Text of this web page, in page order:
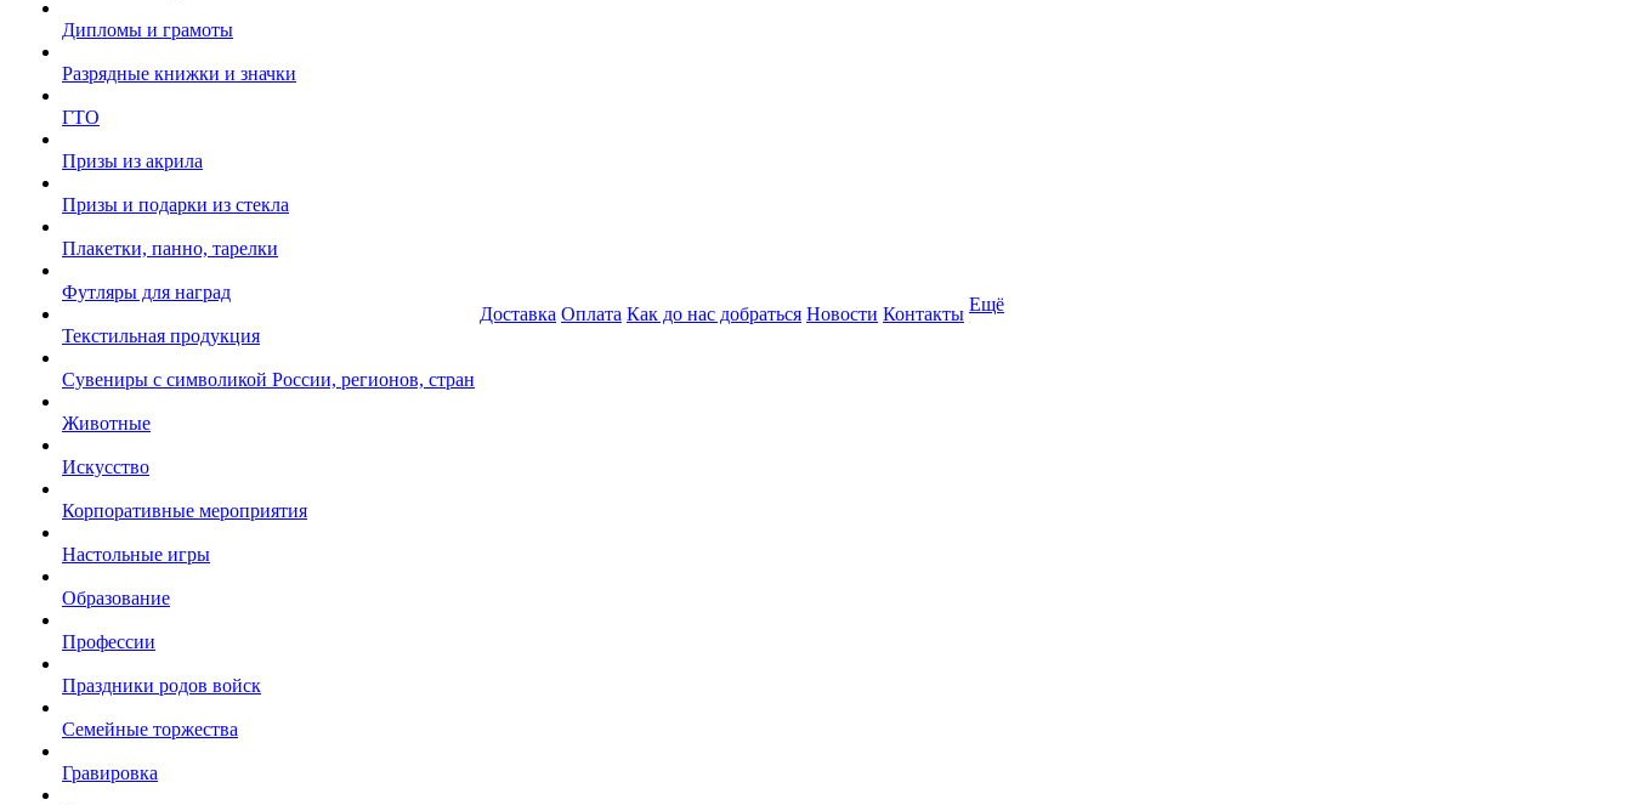
Дипломы и грамоты
Разрядные книжки и значки
ГТО
Призы из акрила
Призы и подарки из стекла
Плакетки, панно, тарелки
Футляры для наград
Текстильная продукция
Сувениры с символикой России, регионов, стран
Животные
Искусство
Корпоративные мероприятия
Настольные игры
Образование
Профессии
Праздники родов войск
Семейные торжества
Гравировка
Доставка Оплата Как до нас добраться Новости Контакты Ещё